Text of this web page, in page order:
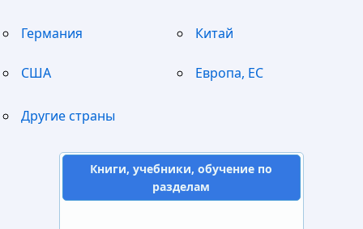
Германия Китай
США Европа, ЕС
Другие страны
Книги, учебники, обучение по
разделам